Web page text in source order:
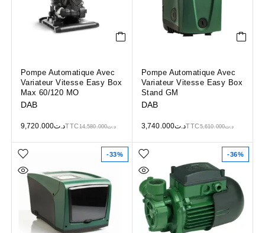
Pompe Automatique Avec
Variateur Vitesse Easy Box
Max 60/120 MO
DAB
د.ت14,580.000 د.ت9,720.000 TTC
Pompe Automatique Avec
Variateur Vitesse Easy Box
Stand GM
DAB
د.ت5,610.000 د.ت3,740.000 TTC
-33% -36%